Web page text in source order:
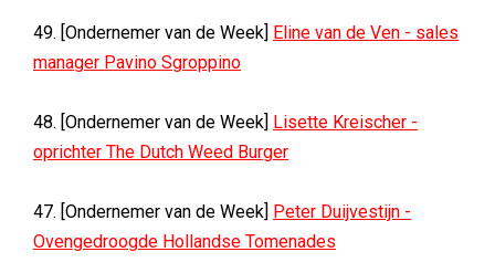
49. [Ondernemer van de Week] Eline van de Ven - sales
manager Pavino Sgroppino
48. [Ondernemer van de Week] Lisette Kreischer -
oprichter The Dutch Weed Burger
47. [Ondernemer van de Week] Peter Duijvestijn -
Ovengedroogde Hollandse Tomenades